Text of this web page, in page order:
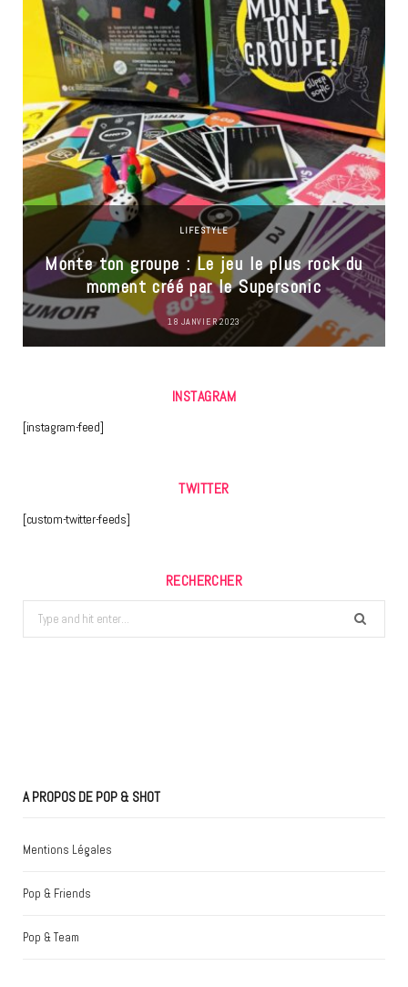
LIFESTYLE
Monte ton groupe : Le jeu le plus rock du
moment créé par le Supersonic
18 JANVIER 2023
INSTAGRAM
[instagram-feed]
TWITTER
[custom-twitter-feeds]
RECHERCHER
Search
for:
A PROPOS DE POP & SHOT
Mentions Légales
Pop & Friends
Pop & Team